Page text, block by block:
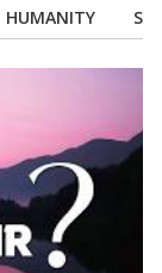
HUMANITY